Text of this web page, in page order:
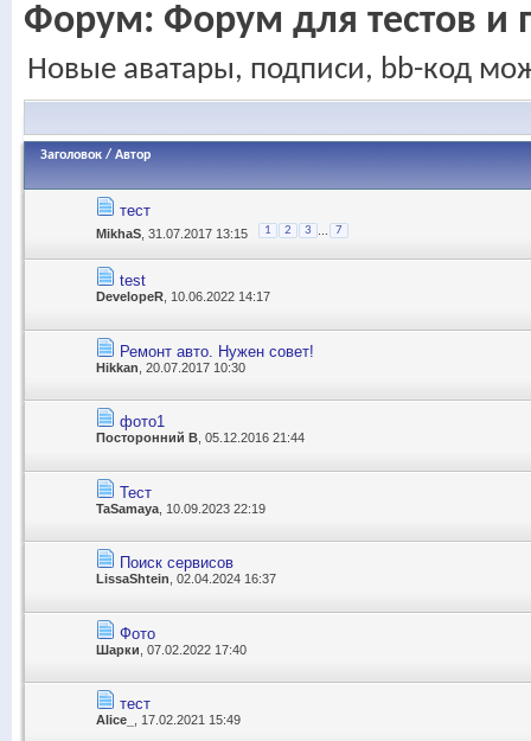
Форум: Форум для тестов и
Новые аватары, подписи, bb-код
Заголовок / Автор
тест
MikhaS , 31.07.2017 13:15 1 2 3 7
test
DevelopeR, 10.06.2022 14:17
Ремонт авто. Нужен совет!
Hikkan , 20.07.2017 10:30
фото1
Посторонний В, 05.12.2016 21:44
Тест
TaSamaya , 10.09.2023 22:19
Поиск сервисов
LissaShtein , 02.04.2024 16:37
Фото
Шарки , 07.02.2022 17:40
тест
Alice_ , 17.02.2021 15:49